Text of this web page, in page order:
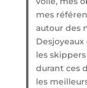
mes
autour des
les
durant ces
les